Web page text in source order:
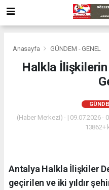
Anasayfa GÜNDEM - GENEL
Halkla İlişkilerin
(Haber Merkezi) - | 09.07.2026 -
13862+
Antalya Halkla İlişkiler
geçirilen ve iki yıldır